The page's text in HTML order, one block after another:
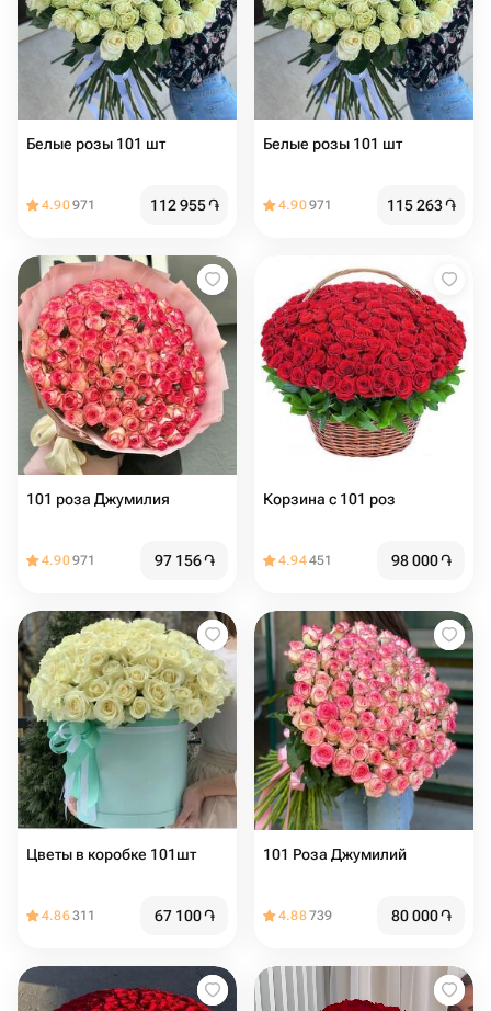
Белые розы 101 шт
4.90971 112 955֏
Белые розы 101 шт
4.90971 115 263֏
101 роза Джумилия
4.90971 97 156֏
Корзина с 101 роз
4.94451 98 000֏
Цветы в коробке 101шт
4.86311 67 100֏
101 Роза Джумилий
4.88739 80 000֏